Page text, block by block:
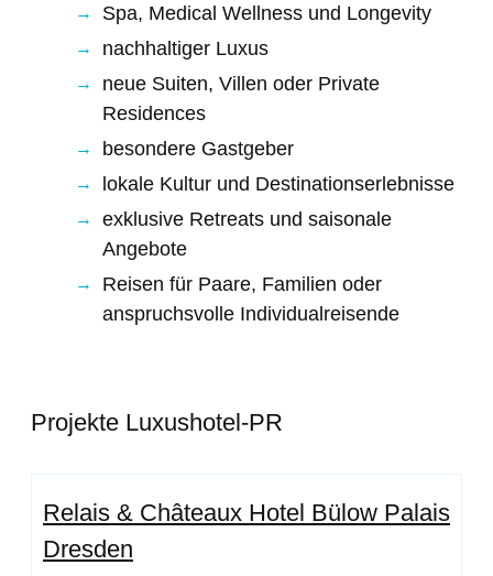
Spa, Medical Wellness und Longevity
nachhaltiger Luxus
neue Suiten, Villen oder Private
Residences
besondere Gastgeber
lokale Kultur und Destinationserlebnisse
exklusive Retreats und saisonale
Angebote
Reisen für Paare, Familien oder
anspruchsvolle Individualreisende
Projekte Luxushotel-PR
Relais & Châteaux Hotel Bülow Palais
Dresden